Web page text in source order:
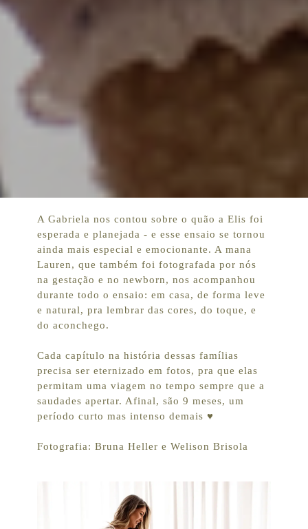
A Gabriela nos contou sobre o quão a Elis foi
esperada e planejada - e esse ensaio se tornou
ainda mais especial e emocionante. A mana
Lauren, que também foi fotografada por nós
na gestação e no newborn, nos acompanhou
durante todo o ensaio: em casa, de forma leve
e natural, pra lembrar das cores, do toque, e
do aconchego.
Cada capítulo na história dessas famílias
precisa ser eternizado em fotos, pra que elas
permitam uma viagem no tempo sempre que a
saudades apertar. Afinal, são 9 meses, um
período curto mas intenso demais ♥
Fotografia: Bruna Heller e Welison Brisola